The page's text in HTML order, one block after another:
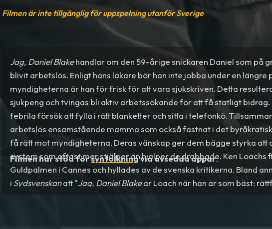
Filmen är inte tillgänglig för uppspelning utanför Sverige
Jag, Daniel Blakehandlar om den 59-årige snickaren Daniel som på
blivit arbetslös. Enligt hans läkare bör han inte jobba under en längre
myndigheterna är han för frisk för att vara sjukskriven. Detta
sjukpeng och tvingas bli aktiv arbetssökande för att få statligt
febrila försök att fylla i rätt blanketter och sitta i telefonkö.
arbetslös ensamstående mamma som också fastnat i det
få rätt mot myndigheterna. Deras vänskap ger dem bägge styrka att
system som oftast mer stjälper än hjälper de drabbade. Ken Loachs
Guldpalmen i Cannes och hyllades av de svenska kritikerna. Bland
i Sydsvenskanatt "Jag, Daniel Blakeär Loach när han är som bäst:
Filmen har stöd försyntolkningvia avsedda appar.